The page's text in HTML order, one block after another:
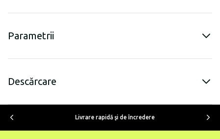
Parametrii
Descărcare
Livrare rapidă şi de încredere